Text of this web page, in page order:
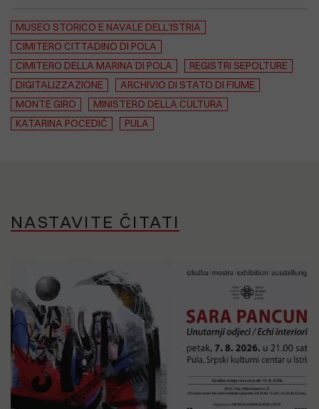
MUSEO STORICO E NAVALE DELL'ISTRIA
CIMITERO CITTADINO DI POLA
CIMITERO DELLA MARINA DI POLA
REGISTRI SEPOLTURE
DIGITALIZZAZIONE
ARCHIVIO DI STATO DI FIUME
MONTE GIRO
MINISTERO DELLA CULTURA
KATARINA POCEDIĆ
PULA
NASTAVITE ČITATI